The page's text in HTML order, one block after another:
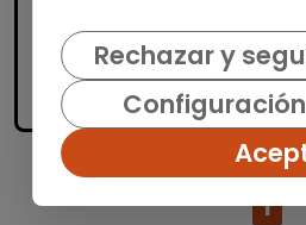
Me
accessibility_newPersonas
1
Rechazar y